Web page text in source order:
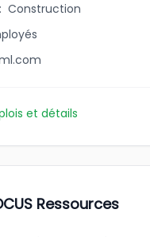
: Construction
et détails
Ressources